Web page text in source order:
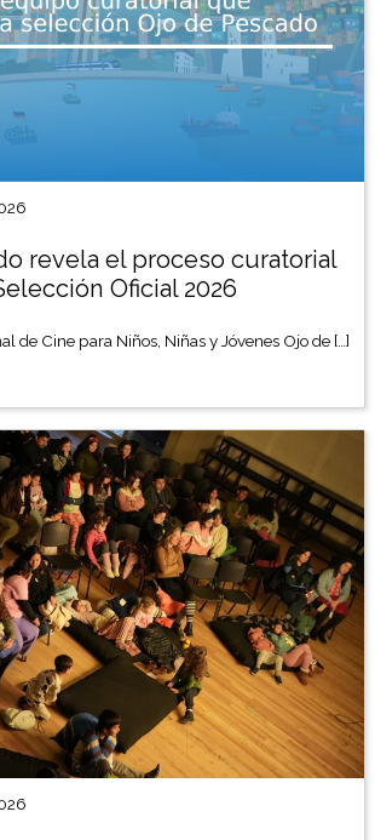
revela el proceso curatorial
Oficial 2026
de Cine para Niños, Niñas y Jóvenes Ojo de […]